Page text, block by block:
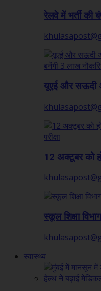
रेलवे में भर्ती की
यूएई और सऊदी
12 अक्टूबर को
स्कूल शिक्षा
स्वास्थ्य